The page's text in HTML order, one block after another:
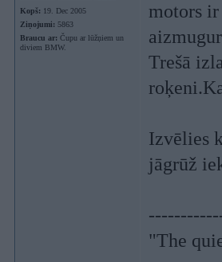
Kopš: 19. Dec 2005
Ziņojumi: 5863
Braucu ar: Čupu ar lūžņiem un
diviem BMW.
motors
Trešā
Izvēlies
jāgrūž
"The